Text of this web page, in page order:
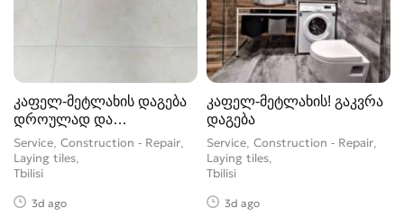
კაფელ-მეტლახის დაგება
დროულად და
ხარისხიანად.
Service, Construction - Repair,
Laying tiles
Tbilisi
3d ago
კაფელ-მეტლახის! გაკვრა
დაგება
Service, Construction - Repair,
Laying tiles
Tbilisi
3d ago